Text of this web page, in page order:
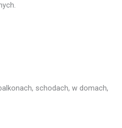
schodach, w domach,